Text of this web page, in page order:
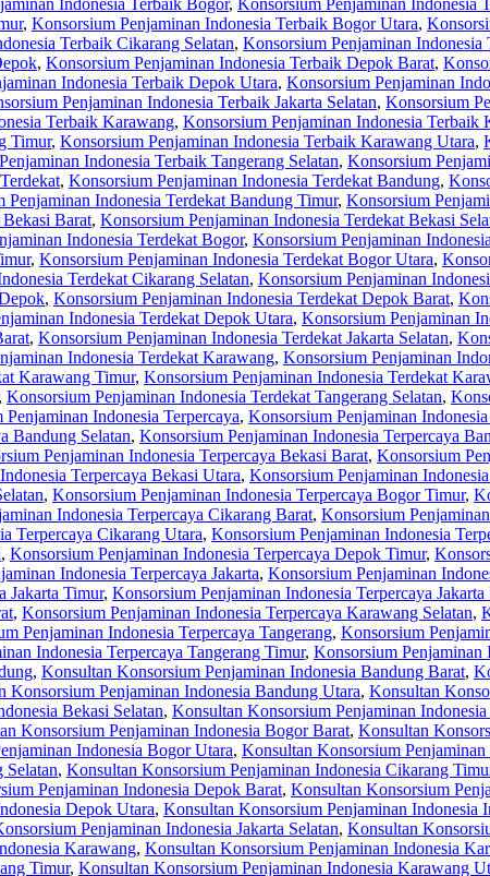
Indonesia Terbaik Bogor, Konsorsium Penjaminan Indonesia
, Konsorsium Penjaminan Indonesia Terbaik Bogor Utara,
Terbaik Cikarang Selatan, Konsorsium Penjaminan
, Konsorsium Penjaminan Indonesia Terbaik Depok Barat,
Indonesia Terbaik Depok Utara, Konsorsium Penjaminan
Penjaminan Indonesia Terbaik Jakarta Selatan, Konsorsium
Terbaik Karawang, Konsorsium Penjaminan Indonesia Terbaik
Timur, Konsorsium Penjaminan Indonesia Terbaik Karawang Utara,
Indonesia Terbaik Tangerang Selatan, Konsorsium
, Konsorsium Penjaminan Indonesia Terdekat Bandung,
Penjaminan Indonesia Terdekat Bandung Timur, Konsorsium
Barat, Konsorsium Penjaminan Indonesia Terdekat Bekasi
Indonesia Terdekat Bogor, Konsorsium Penjaminan
, Konsorsium Penjaminan Indonesia Terdekat Bogor Utara,
Terdekat Cikarang Selatan, Konsorsium Penjaminan
, Konsorsium Penjaminan Indonesia Terdekat Depok Barat,
Indonesia Terdekat Depok Utara, Konsorsium Penjaminan
, Konsorsium Penjaminan Indonesia Terdekat Jakarta Selatan,
Indonesia Terdekat Karawang, Konsorsium Penjaminan
Karawang Timur, Konsorsium Penjaminan Indonesia Terdekat
Konsorsium Penjaminan Indonesia Terdekat Tangerang Selatan,
Penjaminan Indonesia Terpercaya, Konsorsium Penjaminan
Bandung Selatan, Konsorsium Penjaminan Indonesia Terpercaya
Penjaminan Indonesia Terpercaya Bekasi Barat, Konsorsium
Terpercaya Bekasi Utara, Konsorsium Penjaminan
, Konsorsium Penjaminan Indonesia Terpercaya Bogor Timur,
Indonesia Terpercaya Cikarang Barat, Konsorsium
Terpercaya Cikarang Utara, Konsorsium Penjaminan Indonesia
, Konsorsium Penjaminan Indonesia Terpercaya Depok Timur,
Indonesia Terpercaya Jakarta, Konsorsium Penjaminan
Jakarta Timur, Konsorsium Penjaminan Indonesia Terpercaya Jakarta
, Konsorsium Penjaminan Indonesia Terpercaya Karawang Selatan,
Penjaminan Indonesia Terpercaya Tangerang, Konsorsium
Indonesia Terpercaya Tangerang Timur, Konsorsium Penjaminan
, Konsultan Konsorsium Penjaminan Indonesia Bandung Barat,
Konsorsium Penjaminan Indonesia Bandung Utara, Konsultan
Bekasi Selatan, Konsultan Konsorsium Penjaminan
Konsorsium Penjaminan Indonesia Bogor Barat, Konsultan
Indonesia Bogor Utara, Konsultan Konsorsium
Selatan, Konsultan Konsorsium Penjaminan Indonesia Cikarang
Penjaminan Indonesia Depok Barat, Konsultan Konsorsium
Depok Utara, Konsultan Konsorsium Penjaminan Indonesia
Penjaminan Indonesia Jakarta Selatan, Konsultan
Karawang, Konsultan Konsorsium Penjaminan Indonesia
Timur, Konsultan Konsorsium Penjaminan Indonesia Karawang